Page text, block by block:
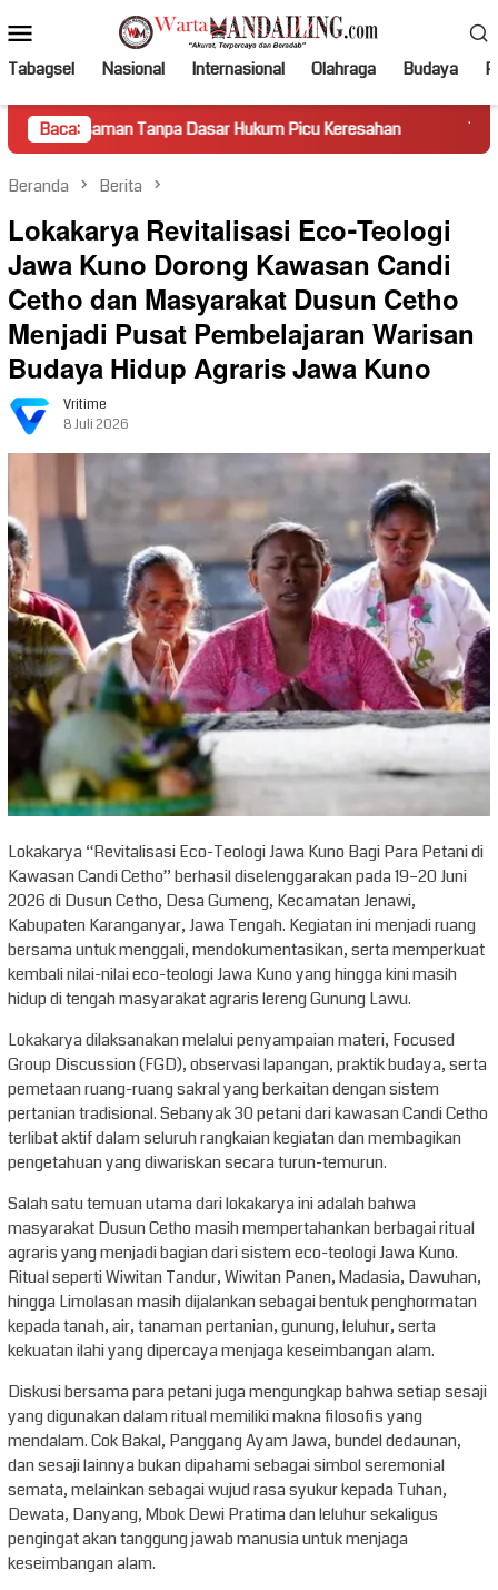
ke
kontenMobile
Tabagsel Nasional Internasional Olahraga Budaya
Baca:
Tanpa Dasar Hukum Picu Keresahan Truk Miring
Beranda Berita
Lokakarya Revitalisasi Eco-Teologi
Jawa Kuno Dorong Kawasan Candi
Cetho dan Masyarakat Dusun Cetho
Menjadi Pusat Pembelajaran Warisan
Budaya Hidup Agraris Jawa Kuno
Vritime
8 Juli 2026
Lokakarya “Revitalisasi Eco-Teologi Jawa Kuno Bagi Para Petani di
Kawasan Candi Cetho” berhasil diselenggarakan pada 19–20 Juni
2026 di Dusun Cetho, Desa Gumeng, Kecamatan Jenawi,
Kabupaten Karanganyar, Jawa Tengah. Kegiatan ini menjadi ruang
bersama untuk menggali, mendokumentasikan, serta memperkuat
kembali nilai-nilai eco-teologi Jawa Kuno yang hingga kini masih
hidup di tengah masyarakat agraris lereng Gunung Lawu.
Lokakarya dilaksanakan melalui penyampaian materi, Focused
Group Discussion (FGD), observasi lapangan, praktik budaya, serta
pemetaan ruang-ruang sakral yang berkaitan dengan sistem
pertanian tradisional. Sebanyak 30 petani dari kawasan Candi Cetho
terlibat aktif dalam seluruh rangkaian kegiatan dan membagikan
pengetahuan yang diwariskan secara turun-temurun.
Salah satu temuan utama dari lokakarya ini adalah bahwa
masyarakat Dusun Cetho masih mempertahankan berbagai ritual
agraris yang menjadi bagian dari sistem eco-teologi Jawa Kuno.
Ritual seperti Wiwitan Tandur, Wiwitan Panen, Madasia, Dawuhan,
hingga Limolasan masih dijalankan sebagai bentuk penghormatan
kepada tanah, air, tanaman pertanian, gunung, leluhur, serta
kekuatan ilahi yang dipercaya menjaga keseimbangan alam.
Diskusi bersama para petani juga mengungkap bahwa setiap sesaji
yang digunakan dalam ritual memiliki makna filosofis yang
mendalam. Cok Bakal, Panggang Ayam Jawa, bundel dedaunan,
dan sesaji lainnya bukan dipahami sebagai simbol seremonial
semata, melainkan sebagai wujud rasa syukur kepada Tuhan,
Dewata, Danyang, Mbok Dewi Pratima dan leluhur sekaligus
pengingat akan tanggung jawab manusia untuk menjaga
keseimbangan alam.